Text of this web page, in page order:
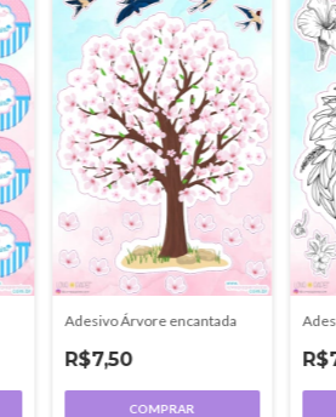
Adesivo Árvore encantada
R$7,50
COMPRAR